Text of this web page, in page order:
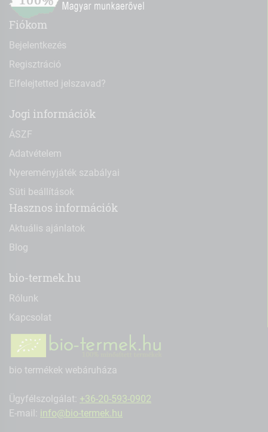
Fiókom
Bejelentkezés
Regisztráció
Elfelejtetted jelszavad?
Jogi információk
ÁSZF
Adatvételem
Nyereményjáték szabályai
Süti beállítások
Hasznos információk
Aktuális ajánlatok
Blog
bio-termek.hu
Rólunk
Kapcsolat
bio termékek webáruháza
Ügyfélszolgálat: +36-20-593-0902
E-mail: info@bio-termek.hu